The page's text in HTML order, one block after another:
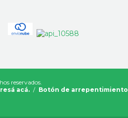
reservados.
acá. / Botón de arrepentimiento